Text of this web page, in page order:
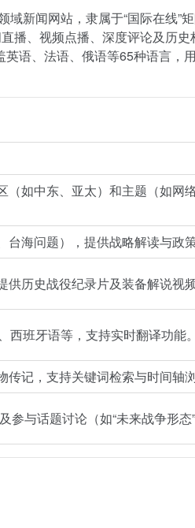
新闻网站，隶属于“国际在线”
播、视频点播、深度评论及历
语、法语、俄语等65种语言，
如中东、亚太）和主题（如网
海问题），提供战略解读与政策
历史战役纪录片及装备解说视频
班牙语等，支持实时翻译功能。
记，支持关键词检索与时间轴浏
参与话题讨论（如“未来战争形态”